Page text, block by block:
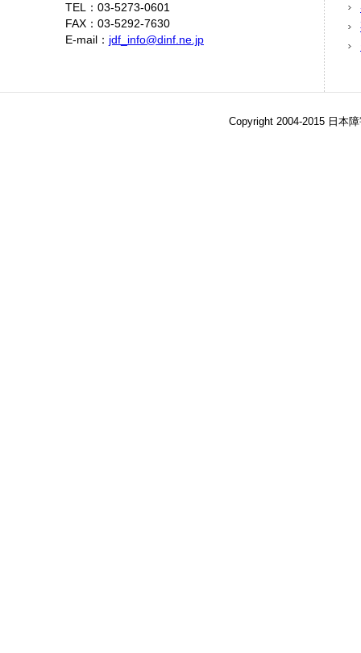
TEL：03-5273-0601
FAX：03-5292-7630
E-mail： jdf_info@dinf.ne.jp
Copyright 2004-2015 日本